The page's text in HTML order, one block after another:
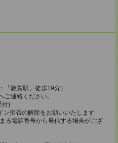
敦賀駅」徒歩19分）
ご連絡ください。
付)
拒否の解除をお願いいたします
る電話番号から発信する場合がござ